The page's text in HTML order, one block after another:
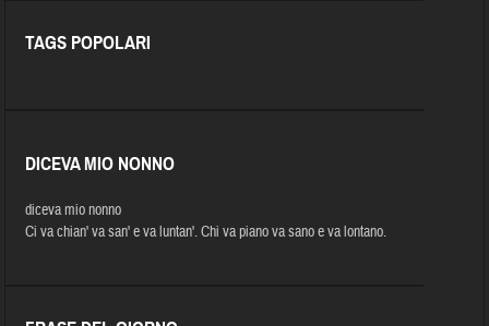
TAGS POPOLARI
DICEVA MIO NONNO
diceva mio nonno
Ci va chian' va san' e va luntan'. Chi va piano va sano e va lontano.